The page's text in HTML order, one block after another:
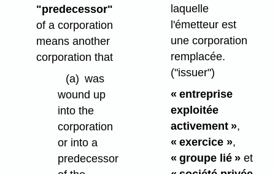
"predecessor"
of a corporation
means another
corporation that
(a) was
wound up
into the
corporation
or into a
predecessor
laquelle
l'émetteur est
une corporation
remplacée.
("issuer")
« entreprise
exploitée
activement »,
« exercice »,
« groupe lié » et